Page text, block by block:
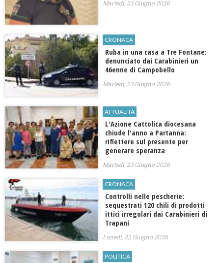
Martedì, 23 Giugno 2026
CRONACA
Ruba in una casa a Tre Fontane:
denunciato dai Carabinieri un
46enne di Campobello
Martedì, 23 Giugno 2026
ATTUALITÀ
L'Azione Cattolica diocesana
chiude l'anno a Partanna:
riflettere sul presente per
generare speranza
Martedì, 23 Giugno 2026
CRONACA
Controlli nelle pescherie:
sequestrati 120 chili di prodotti
ittici irregolari dai Carabinieri di
Trapani
Lunedì, 22 Giugno 2026
POLITICA